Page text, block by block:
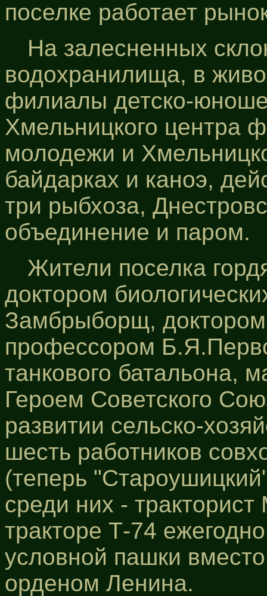
поселке работает
На залесненных
водохранилища, в
филиалы детско-
Хмельницкого центра
молодежи и
байдарках и каноэ,
три рыбхоза,
объединение и паром.
Жители поселка
доктором
Замбрыборщ,
профессором
танкового батальона,
Героем Советского
развитии сельско-
шесть работников
(теперь
среди них -
тракторе Т-74
условной пашки
орденом Ленина.